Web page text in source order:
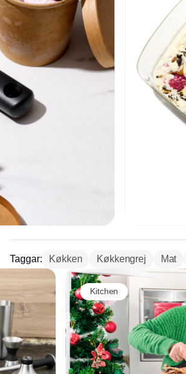
Taggar: Køkken Køkkengrej Mat
Kitchen